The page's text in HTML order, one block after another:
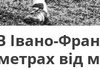
Івано-
від